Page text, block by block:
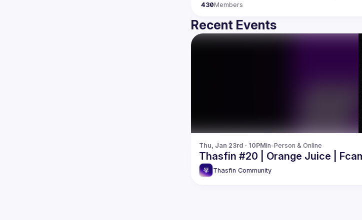
430Members
Recent Events
Thu, Jan 23rd · 10PMIn-Person & Online
Thasfin #20 | Orange Juice |
Thasfin Community